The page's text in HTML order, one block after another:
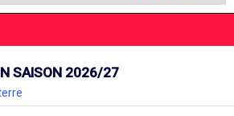
SAISON 2026/27